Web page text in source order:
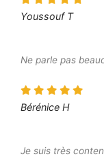
Youssouf T
Ne parle pas
Bérénice H
Je suis très